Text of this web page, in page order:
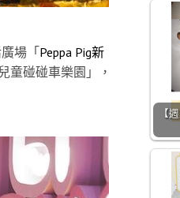
場「Peppa Pig新
童碰碰車樂園」，
【